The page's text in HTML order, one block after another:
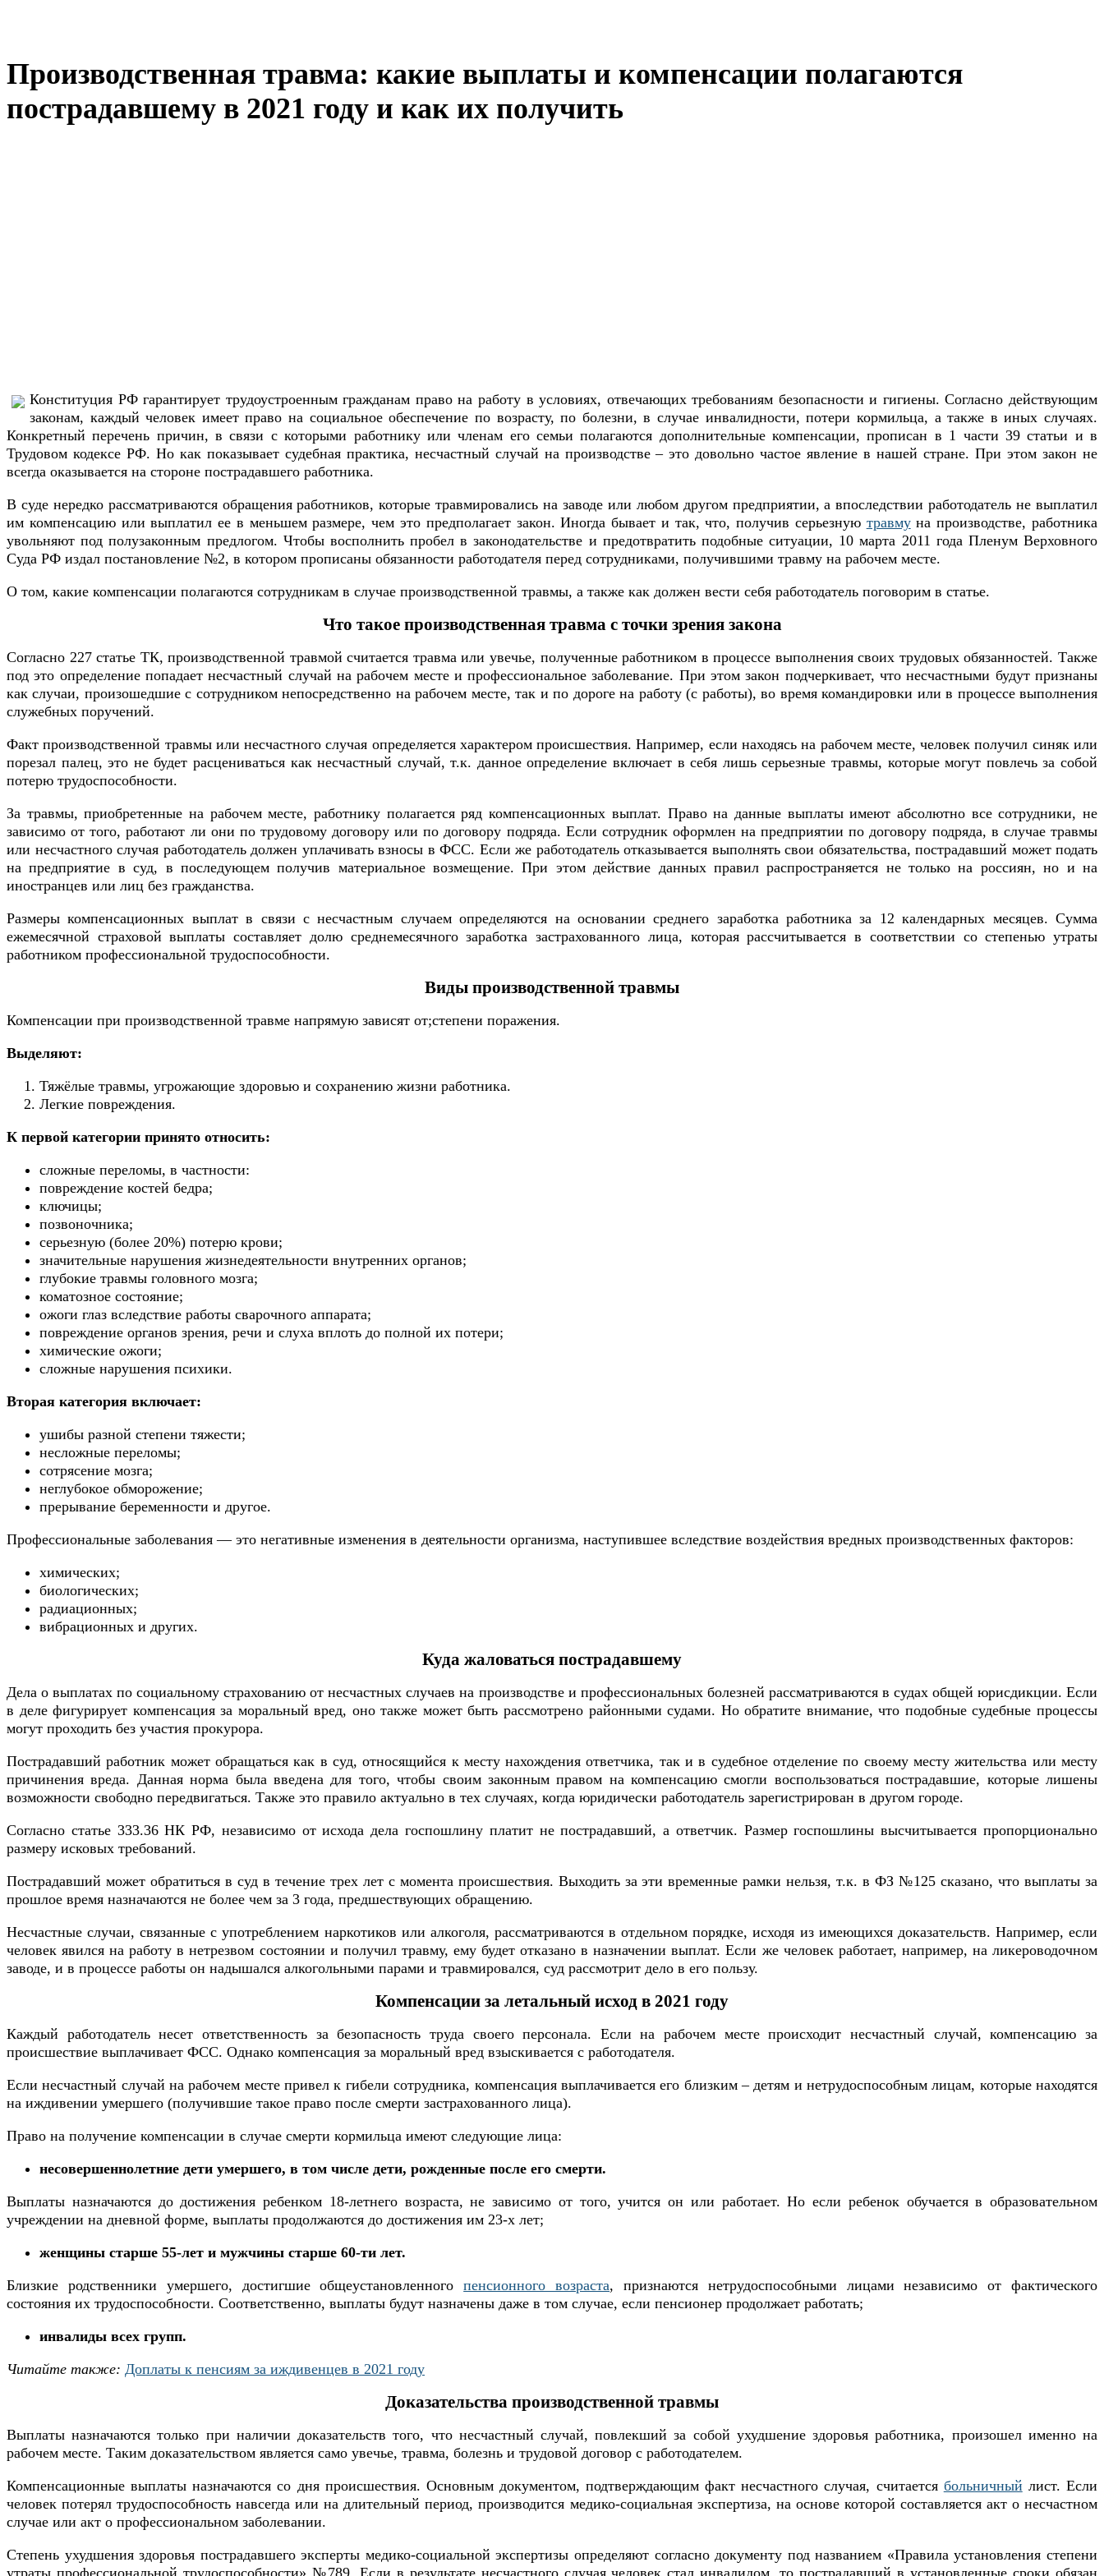
Производственная травма: какие выплаты и компенсации полагаются
пострадавшему в 2021 году и как их получить
Конституция РФ гарантирует трудоустроенным гражданам право на работу в условиях, отвечающих требованиям безопасности и гигиены. Согласно действующим
законам, каждый человек имеет право на социальное обеспечение по возрасту, по болезни, в случае инвалидности, потери кормильца, а также в иных случаях.
Конкретный перечень причин, в связи с которыми работнику или членам его семьи полагаются дополнительные компенсации, прописан в 1 части 39 статьи и в
Трудовом кодексе РФ. Но как показывает судебная практика, несчастный случай на производстве – это довольно частое явление в нашей стране. При этом закон не
всегда оказывается на стороне пострадавшего работника.
В суде нередко рассматриваются обращения работников, которые травмировались на заводе или любом другом предприятии, а впоследствии работодатель не выплатил
им компенсацию или выплатил ее в меньшем размере, чем это предполагает закон. Иногда бывает и так, что, получив серьезную травмуна производстве, работника
увольняют под полузаконным предлогом. Чтобы восполнить пробел в законодательстве и предотвратить подобные ситуации, 10 марта 2011 года Пленум Верховного
Суда РФ издал постановление №2, в котором прописаны обязанности работодателя перед сотрудниками, получившими травму на рабочем месте.
О том, какие компенсации полагаются сотрудникам в случае производственной травмы, а также как должен вести себя работодатель поговорим в статье.
Что такое производственная травма с точки зрения закона
Согласно 227 статье ТК, производственной травмой считается травма или увечье, полученные работником в процессе выполнения своих трудовых обязанностей. Также
под это определение попадает несчастный случай на рабочем месте и профессиональное заболевание. При этом закон подчеркивает, что несчастными будут признаны
как случаи, произошедшие с сотрудником непосредственно на рабочем месте, так и по дороге на работу (с работы), во время командировки или в процессе выполнения
служебных поручений.
Факт производственной травмы или несчастного случая определяется характером происшествия. Например, если находясь на рабочем месте, человек получил синяк или
порезал палец, это не будет расцениваться как несчастный случай, т.к. данное определение включает в себя лишь серьезные травмы, которые могут повлечь за собой
потерю трудоспособности.
За травмы, приобретенные на рабочем месте, работнику полагается ряд компенсационных выплат. Право на данные выплаты имеют абсолютно все сотрудники, не
зависимо от того, работают ли они по трудовому договору или по договору подряда. Если сотрудник оформлен на предприятии по договору подряда, в случае травмы
или несчастного случая работодатель должен уплачивать взносы в ФСС. Если же работодатель отказывается выполнять свои обязательства, пострадавший может подать
на предприятие в суд, в последующем получив материальное возмещение. При этом действие данных правил распространяется не только на россиян, но и на
иностранцев или лиц без гражданства.
Размеры компенсационных выплат в связи с несчастным случаем определяются на основании среднего заработка работника за 12 календарных месяцев. Сумма
ежемесячной страховой выплаты составляет долю среднемесячного заработка застрахованного лица, которая рассчитывается в соответствии со степенью утраты
работником профессиональной трудоспособности.
Виды производственной травмы
Компенсации при производственной травме напрямую зависят от;степени поражения.
Выделяют:
Тяжёлые травмы, угрожающие здоровью и сохранению жизни работника.
Легкие повреждения.
К первой категории принято относить:
сложные переломы, в частности:
повреждение костей бедра;
ключицы;
позвоночника;
серьезную (более 20%) потерю крови;
значительные нарушения жизнедеятельности внутренних органов;
глубокие травмы головного мозга;
коматозное состояние;
ожоги глаз вследствие работы сварочного аппарата;
повреждение органов зрения, речи и слуха вплоть до полной их потери;
химические ожоги;
сложные нарушения психики.
Вторая категория включает:
ушибы разной степени тяжести;
несложные переломы;
сотрясение мозга;
неглубокое обморожение;
прерывание беременности и другое.
Профессиональные заболевания — это негативные изменения в деятельности организма, наступившее вследствие воздействия вредных производственных факторов:
химических;
биологических;
радиационных;
вибрационных и других.
Куда жаловаться пострадавшему
Дела о выплатах по социальному страхованию от несчастных случаев на производстве и профессиональных болезней рассматриваются в судах общей юрисдикции. Если
в деле фигурирует компенсация за моральный вред, оно также может быть рассмотрено районными судами. Но обратите внимание, что подобные судебные процессы
могут проходить без участия прокурора.
Пострадавший работник может обращаться как в суд, относящийся к месту нахождения ответчика, так и в судебное отделение по своему месту жительства или месту
причинения вреда. Данная норма была введена для того, чтобы своим законным правом на компенсацию смогли воспользоваться пострадавшие, которые лишены
возможности свободно передвигаться. Также это правило актуально в тех случаях, когда юридически работодатель зарегистрирован в другом городе.
Согласно статье 333.36 НК РФ, независимо от исхода дела госпошлину платит не пострадавший, а ответчик. Размер госпошлины высчитывается пропорционально
размеру исковых требований.
Пострадавший может обратиться в суд в течение трех лет с момента происшествия. Выходить за эти временные рамки нельзя, т.к. в ФЗ №125 сказано, что выплаты за
прошлое время назначаются не более чем за 3 года, предшествующих обращению.
Несчастные случаи, связанные с употреблением наркотиков или алкоголя, рассматриваются в отдельном порядке, исходя из имеющихся доказательств. Например, если
человек явился на работу в нетрезвом состоянии и получил травму, ему будет отказано в назначении выплат. Если же человек работает, например, на ликероводочном
заводе, и в процессе работы он надышался алкогольными парами и травмировался, суд рассмотрит дело в его пользу.
Компенсации за летальный исход в 2021 году
Каждый работодатель несет ответственность за безопасность труда своего персонала. Если на рабочем месте происходит несчастный случай, компенсацию за
происшествие выплачивает ФСС. Однако компенсация за моральный вред взыскивается с работодателя.
Если несчастный случай на рабочем месте привел к гибели сотрудника, компенсация выплачивается его близким – детям и нетрудоспособным лицам, которые находятся
на иждивении умершего (получившие такое право после смерти застрахованного лица).
Право на получение компенсации в случае смерти кормильца имеют следующие лица:
несовершеннолетние дети умершего, в том числе дети, рожденные после его смерти.
Выплаты назначаются до достижения ребенком 18-летнего возраста, не зависимо от того, учится он или работает. Но если ребенок обучается в образовательном
учреждении на дневной форме, выплаты продолжаются до достижения им 23-х лет;
женщины старше 55-лет и мужчины старше 60-ти лет.
Близкие родственники умершего, достигшие общеустановленногопенсионного возраста, признаются нетрудоспособными лицами независимо от фактического
состояния их трудоспособности. Соответственно, выплаты будут назначены даже в том случае, если пенсионер продолжает работать;
инвалиды всех групп.
Читайте также: Доплаты к пенсиям за иждивенцев в 2021 году
Доказательства производственной травмы
Выплаты назначаются только при наличии доказательств того, что несчастный случай, повлекший за собой ухудшение здоровья работника, произошел именно на
рабочем месте. Таким доказательством является само увечье, травма, болезнь и трудовой договор с работодателем.
Компенсационные выплаты назначаются со дня происшествия. Основным документом, подтверждающим факт несчастного случая, считается больничный лист. Если
человек потерял трудоспособность навсегда или на длительный период, производится медико-социальная экспертиза, на основе которой составляется акт о несчастном
случае или акт о профессиональном заболевании.
Степень ухудшения здоровья пострадавшего эксперты медико-социальной экспертизы определяют согласно документу под названием «Правила установления степени